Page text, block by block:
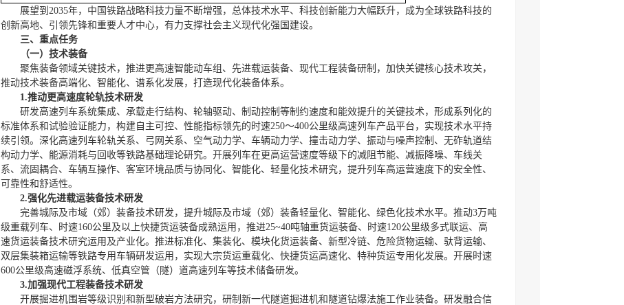
展望到2035年，中国铁路战略科技力量不断增强，总体技术水平、科技创新能力大幅跃升，成为全球铁路科技的
创新高地、引领先锋和重要人才中心，有力支撑社会主义现代化强国建设。
三、重点任务
（一）技术装备
聚焦装备领域关键技术，推进更高速智能动车组、先进载运装备、现代工程装备研制，加快关键核心技术攻关，
推动技术装备高端化、智能化、谱系化发展，打造现代化装备体系。
1.推动更高速度轮轨技术研发
研发高速列车系统集成、承载走行结构、轮轴驱动、制动控制等制约速度和能效提升的关键技术，形成系列化的
标准体系和试验验证能力，构建自主可控、性能指标领先的时速250～400公里级高速列车产品平台，实现技术水平持
续引领。深化高速列车轮轨关系、弓网关系、空气动力学、车辆动力学、撞击动力学、振动与噪声控制、无砟轨道结
构动力学、能源消耗与回收等铁路基础理论研究。开展列车在更高运营速度等级下的减阻节能、减振降噪、车线关
系、流固耦合、车辆互操作、客室环境品质与协同化、智能化、轻量化技术研究，提升列车高运营速度下的安全性、
可靠性和舒适性。
2.强化先进载运装备技术研发
完善城际及市域（郊）装备技术研发，提升城际及市域（郊）装备轻量化、智能化、绿色化技术水平。推动3万吨
级重载列车、时速160公里及以上快捷货运装备成熟运用，推进25~40吨轴重货运装备、时速120公里级多式联运、高
速货运装备技术研究运用及产业化。推进标准化、集装化、模块化货运装备、新型冷链、危险货物运输、驮背运输、
双层集装箱运输等铁路专用车辆研发运用，实现大宗货运重载化、快捷货运高速化、特种货运专用化发展。开展时速
600公里级高速磁浮系统、低真空管（隧）道高速列车等技术储备研发。
3.加强现代工程装备技术研发
开展掘进机围岩等级识别和新型破岩方法研究，研制新一代隧道掘进机和隧道钻爆法施工作业装备。研发融合信